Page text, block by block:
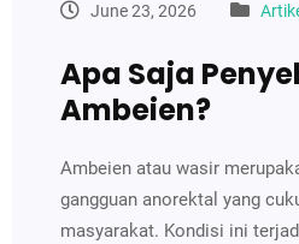
June 23, 2026
Apa Saja
Ambeien?
Ambeien atau wasir
gangguan anorektal yang
masyarakat. Kondisi ini